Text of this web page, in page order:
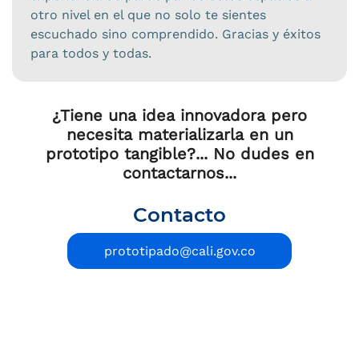
otro nivel en el que no solo te sientes
escuchado sino comprendido. Gracias y éxitos
para todos y todas.
¿Tiene una idea innovadora pero
necesita materializarla en un
prototipo tangible?... No dudes en
contactarnos...
Contacto
prototipado@cali.gov.co